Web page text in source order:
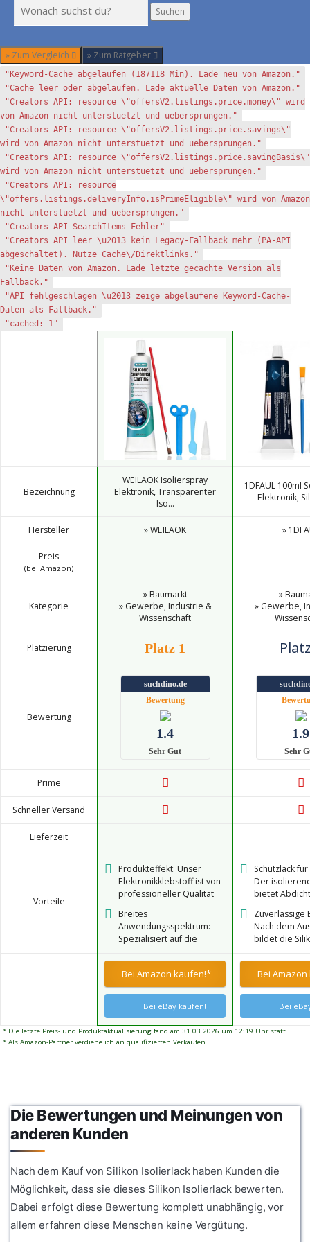
Suchen
» Zum Vergleich » Zum Ratgeber
"Keyword-Cache abgelaufen (187118 Min). Lade neu von Amazon."
"Cache leer oder abgelaufen. Lade aktuelle Daten von Amazon."
"Creators API: resource \"offersV2.listings.price.money\" wird
von Amazon nicht unterstuetzt und uebersprungen."
"Creators API: resource \"offersV2.listings.price.savings\"
wird von Amazon nicht unterstuetzt und uebersprungen."
"Creators API: resource \"offersV2.listings.price.savingBasis\"
wird von Amazon nicht unterstuetzt und uebersprungen."
"Creators API: resource
\"offers.listings.deliveryInfo.isPrimeEligible\" wird von Amazon
nicht unterstuetzt und uebersprungen."
"Creators API SearchItems Fehler"
"Creators API leer \u2013 kein Legacy-Fallback mehr (PA-API
abgeschaltet). Nutze Cache\/Direktlinks."
"Keine Daten von Amazon. Lade letzte gecachte Version als
Fallback."
"API fehlgeschlagen \u2013 zeige abgelaufene Keyword-Cache-
Daten als Fallback."
"cached: 1"
Bezeichnung
WEILAOK Isolierspray
Elektronik, Transparenter
Iso...
1DFAUL 100ml
Elektronik,
Hersteller » WEILAOK »
Preis
(bei Amazon)
Kategorie
» Baumarkt
» Gewerbe, Industrie &
Wissenschaft
»
» Gewerbe,
Platzierung Platz 1
Bewertung
suchdino.de
Bewertung
1.4
Sehr Gut
1.9
Sehr
Prime
Schneller Versand
Lieferzeit
Vorteile
Produkteffekt: Unser
Elektronikklebstoff ist von
professioneller Qualität
eine hohe Haftung,
Isolierung und
Wasserdichtigkeit sowie
Versiegelung aus. Er
eignet sich sehr gut zum
Schutz, zur Abdichtung und
zur Isolierung verwandter
elektronischer und
elektrischer Materialien.
Bildet eine isolierende
Breites
Anwendungsspektrum:
Spezialisiert auf die
elektronische
Komponenten. Er kann für
Leiterplatten,
elektronische
Komponenten,
Steuerplatinen für
Haushaltsgeräte,
Schutzlack
Der
bietet
elektronische
Feuchtigkeit,
und
stabilen
Zuverlässige
Nach dem
bildet die
flexible,
Oberfläche,
wasserdicht,
Bei Amazon kaufen!*
Bei eBay kaufen!
Bei
Bei
* Die letzte Preis- und Produktaktualisierung fand am 31.03.2026 um 12:19 Uhr statt.
* Als Amazon-Partner verdiene ich an qualifizierten Verkäufen.
Die Bewertungen und Meinungen von
anderen Kunden
Nach dem Kauf von Silikon Isolierlack haben Kunden die
Möglichkeit, dass sie dieses Silikon Isolierlack bewerten.
Dabei erfolgt diese Bewertung komplett unabhängig, vor
allem erfahren diese Menschen keine Vergütung.